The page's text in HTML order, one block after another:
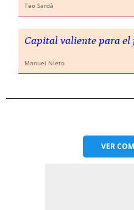
Teo Sardà
Capital valiente para
Manuel Nieto
VER